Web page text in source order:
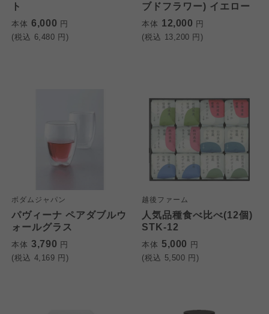
ト
本体 6,000 円
(税込 6,480 円)
ブドフラワー) イエロー
本体 12,000 円
(税込 13,200 円)
ボダムジャパン
パヴィーナ ペアダブルウ
ォールグラス
本体 3,790 円
(税込 4,169 円)
越後ファーム
人気品種食べ比べ(12個)
STK-12
本体 5,000 円
(税込 5,500 円)